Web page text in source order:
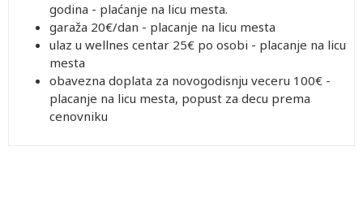
godina - plaćanje na licu mesta.
garaža 20€/dan - placanje na licu mesta
ulaz u wellnes centar 25€ po osobi - placanje na licu
mesta
obavezna doplata za novogodisnju veceru 100€ -
placanje na licu mesta, popust za decu prema
cenovniku